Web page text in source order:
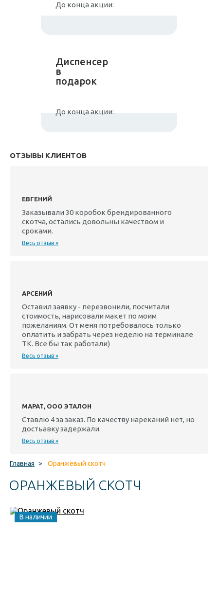
До конца акции:
Диспенсер
в
подарок
До конца акции:
ОТЗЫВЫ КЛИЕНТОВ
ЕВГЕНИЙ
Заказывали 30 коробок брендированного
скотча, остались довольны качеством и
сроками.
Весь отзыв »
АРСЕНИЙ
Оставил заявку - перезвонили, посчитали
стоимость, нарисовали макет по моим
пожеланиям. От меня потребовалось только
оплатить и забрать через неделю на терминале
ТК. Все бы так работали)
Весь отзыв »
МАРАТ, ООО ЭТАЛОН
Ставлю 4 за заказ. По качеству нареканий нет, но
достьавку задержали.
Весь отзыв »
Главная > Оранжевый скотч
ОРАНЖЕВЫЙ СКОТЧ
В наличии